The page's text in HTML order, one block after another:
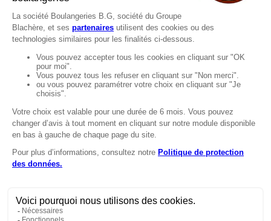
Recrutement
MENTIONS
Mentions légales
Protection des données
LignÉthique
Caractéristiques environnementales des